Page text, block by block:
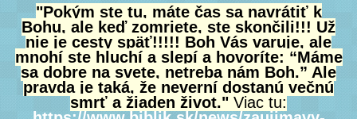
"Pokým ste tu, máte čas sa navrátiť k
Bohu, ale keď zomriete, ste skončili!!! Už
nie je cesty späť!!!!! Boh Vás varuje, ale
mnohí ste hluchí a slepí a hovoríte: “Máme
sa dobre na svete, netreba nám Boh.” Ale
pravda je taká, že neverní dostanú večnú
smrť a žiaden život." Viac tu: